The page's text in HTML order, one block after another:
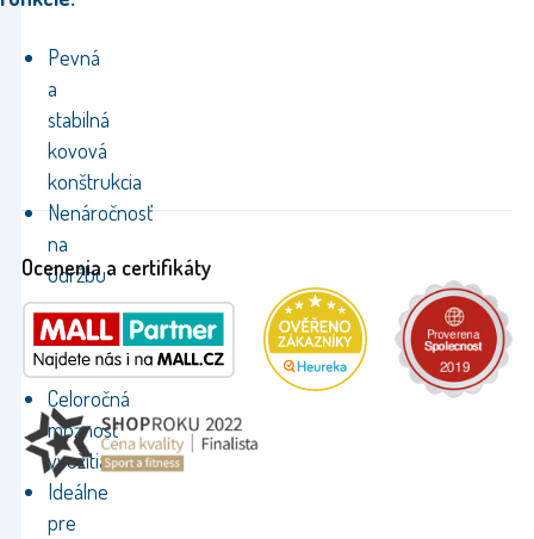
Pevná
a
stabilná
kovová
konštrukcia
Nenáročnosť
na
údržbu
a
jednoduché
skladovanie
Celoročná
možnosť
využitia
Ideálne
pre
Ocenenia a certifikáty